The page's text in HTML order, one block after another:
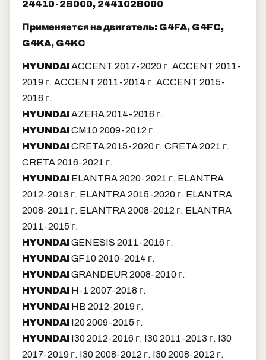
24410-2B000, 244102B000
Применяется на двигатель: G4FA, G4FC,
G4KA, G4KC
HYUNDAIACCENT 2017-2020 г. ACCENT 2011-
2019 г. ACCENT 2011-2014 г. ACCENT 2015-
2016 г.
HYUNDAIAZERA 2014-2016 г.
HYUNDAICM10 2009-2012 г.
HYUNDAICRETA 2015-2020 г. CRETA 2021 г.
CRETA 2016-2021 г.
HYUNDAI ELANTRA 2020-2021 г. ELANTRA
2012-2013 г. ELANTRA 2015-2020 г. ELANTRA
2008-2011 г. ELANTRA 2008-2012 г. ELANTRA
2011-2015 г.
HYUNDAIGENESIS 2011-2016 г.
HYUNDAIGF 10 2010-2014 г.
HYUNDAIGRANDEUR 2008-2010 г.
HYUNDAI H-1 2007-2018 г.
HYUNDAI HB 2012-2019 г.
HYUNDAI I20 2009-2015 г.
HYUNDAI I30 2012-2016 г. I30 2011-2013 г. I30
2017-2019 г. I30 2008-2012 г. I30 2008-2012 г.